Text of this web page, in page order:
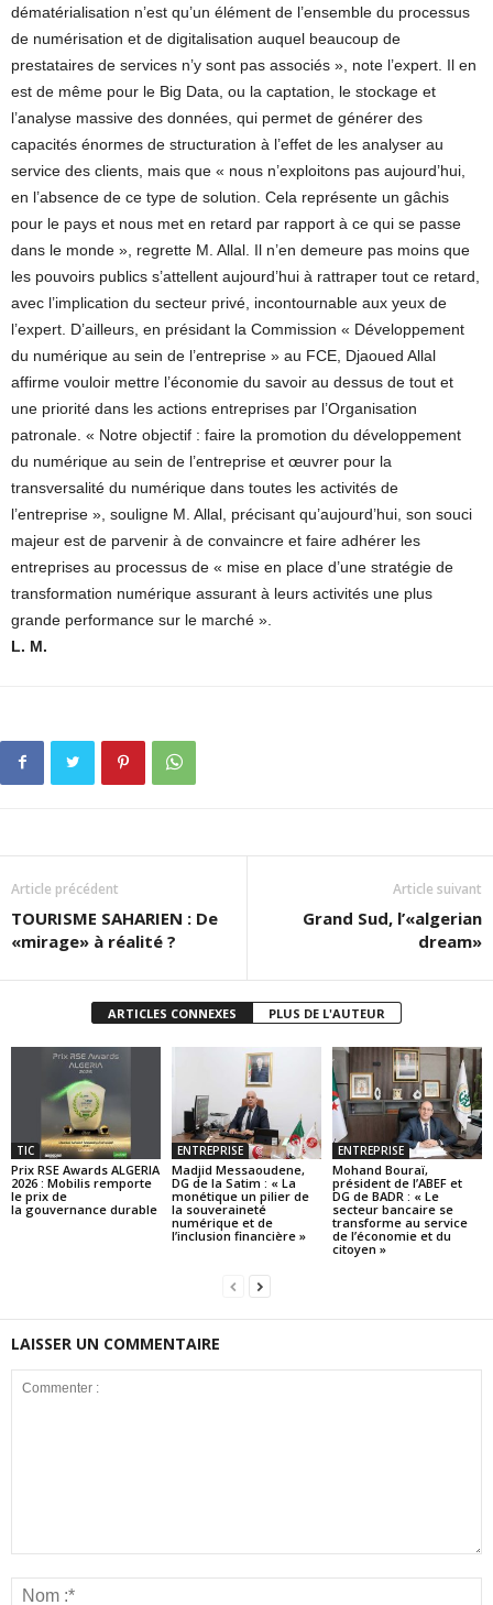
dématérialisation n’est qu’un élément de l’ensemble du processus
de numérisation et de digitalisation auquel beaucoup de
prestataires de services n’y sont pas associés », note l’expert. Il en
est de même pour le Big Data, ou la captation, le stockage et
l’analyse massive des données, qui permet de générer des
capacités énormes de structuration à l’effet de les analyser au
service des clients, mais que « nous n’exploitons pas aujourd’hui,
en l’absence de ce type de solution. Cela représente un gâchis
pour le pays et nous met en retard par rapport à ce qui se passe
dans le monde », regrette M. Allal. Il n’en demeure pas moins que
les pouvoirs publics s’attellent aujourd’hui à rattraper tout ce retard,
avec l’implication du secteur privé, incontournable aux yeux de
l’expert. D’ailleurs, en présidant la Commission « Développement
du numérique au sein de l’entreprise » au FCE, Djaoued Allal
affirme vouloir mettre l’économie du savoir au dessus de tout et
une priorité dans les actions entreprises par l’Organisation
patronale. « Notre objectif : faire la promotion du développement
du numérique au sein de l’entreprise et œuvrer pour la
transversalité du numérique dans toutes les activités de
l’entreprise », souligne M. Allal, précisant qu’aujourd’hui, son souci
majeur est de parvenir à de convaincre et faire adhérer les
entreprises au processus de « mise en place d’une stratégie de
transformation numérique assurant à leurs activités une plus
grande performance sur le marché ».
L. M.
Article précédent
TOURISME SAHARIEN : De
«mirage» à réalité ?
Article suivant
Grand Sud, l’«algerian
dream»
ARTICLES CONNEXES PLUS DE L'AUTEUR
TIC
Prix RSE Awards ALGERIA
2026 : Mobilis remporte
le prix de
la gouvernance durable
ENTREPRISE
Madjid Messaoudene,
DG de la Satim : « La
monétique un pilier de
la souveraineté
numérique et de
l’inclusion financière »
ENTREPRISE
Mohand Bouraï,
président de l’ABEF et
DG de BADR : « Le
secteur bancaire se
transforme au service
de l’économie et du
citoyen »
LAISSER UN COMMENTAIRE